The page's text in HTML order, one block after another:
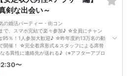
剣な出会い～
の婚活パーティー・街コン
で、スマホ完結で楽々参加♪ ☆全員にチャン
95％！1人参加大歓迎♪ ☆昨年度約13万名の動
開催！ ☆完全着席形式＆スタッフによる席替
る異性に連絡先が送れる♪（※アフターアプロ
まで進行するので、フリータイムで放置され
が付いたらイベント終了・・・ということは
〜